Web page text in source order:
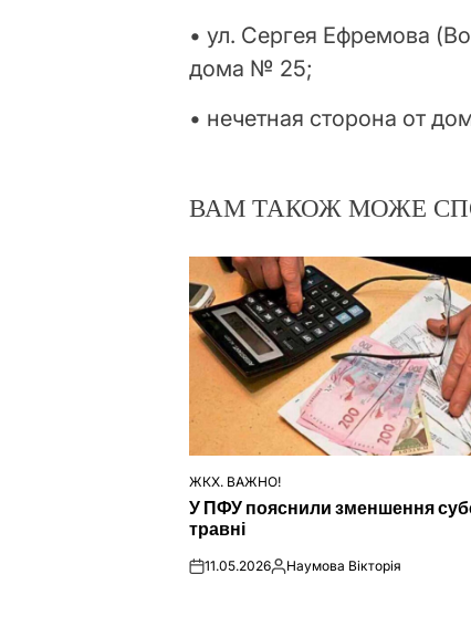
• ул. Сергея Ефремова
дома № 25;
• нечетная сторона от
ВАМ ТАКОЖ МОЖЕ
ОПУБЛІКУВАТИ
У
ЖКХ. ВАЖНО!
У ПФУ пояснили зменшення
травні
on11.05.2026Опубліковано
Наумова Вікторія